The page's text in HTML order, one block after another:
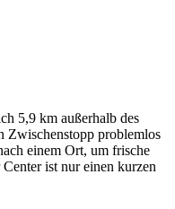
5,9 km außerhalb des
Zwischenstopp problemlos
einem Ort, um frische
ist nur einen kurzen